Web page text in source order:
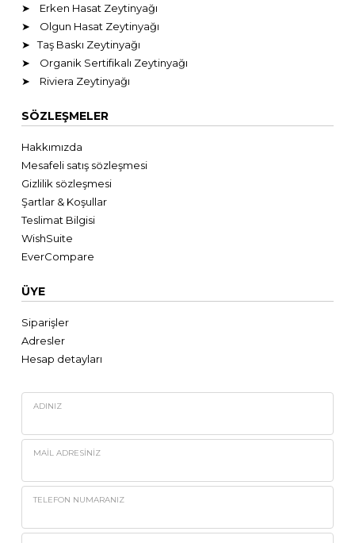
➤ Erken Hasat Zeytinyağı
➤ Olgun Hasat Zeytinyağı
➤ Taş Baskı Zeytinyağı
➤ Organik Sertifikalı Zeytinyağı
➤ Riviera Zeytinyağı
SÖZLEŞMELER
Hakkımızda
Mesafeli satış sözleşmesi
Gizlilik sözleşmesi
Şartlar & Koşullar
Teslimat Bilgisi
WishSuite
EverCompare
ÜYE
Siparişler
Adresler
Hesap detayları
ADINIZ
MAIL ADRESINIZ
TELEFON NUMARANIZ